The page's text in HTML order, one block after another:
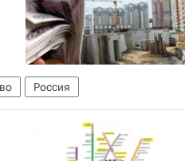
Россия